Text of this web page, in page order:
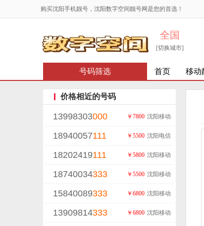
购买沈阳手机靓号，沈阳数字空间靓号网是您的首选！
全国
[切换城市]
号码筛选 首页 移动
价格相近的号码
13998303000 沈阳移动
￥7800
18940057111 沈阳电信
￥5500
18202419111 沈阳移动
￥5800
18740034333 沈阳移动
￥5500
15840089333 沈阳移动
￥6800
13909814333 沈阳移动
￥6800